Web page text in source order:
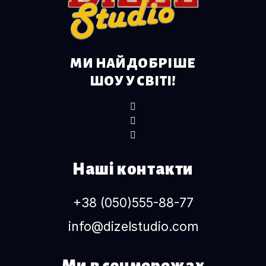
МИ НАЙДОБРІШЕ
ШОУ У СВІТІ!
Наші контакти
+38 (050)555-88-77
info@dizelstudio.com